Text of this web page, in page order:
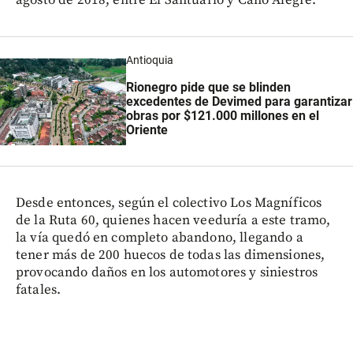
Antioquia
Rionegro pide que se blinden
excedentes de Devimed para garantizar
obras por $121.000 millones en el
Oriente
Desde entonces, según el colectivo Los Magníficos
de la Ruta 60, quienes hacen veeduría a este tramo,
la vía quedó en completo abandono, llegando a
tener más de 200 huecos de todas las dimensiones,
provocando daños en los automotores y siniestros
fatales.